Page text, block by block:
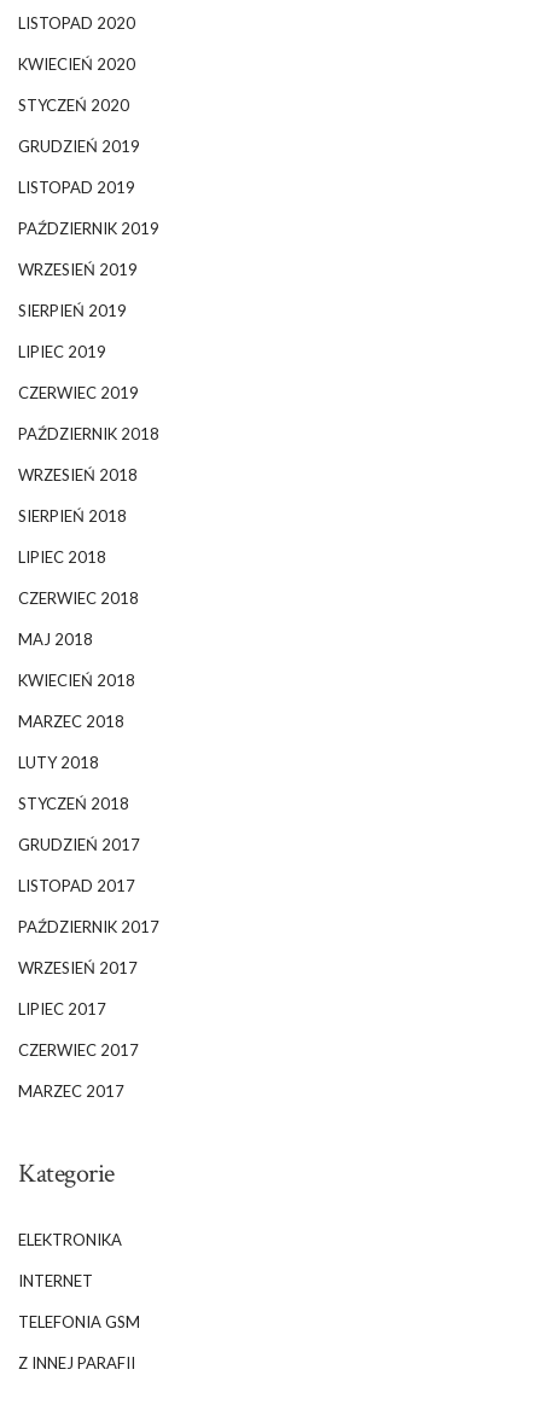
LISTOPAD 2020
KWIECIEŃ 2020
STYCZEŃ 2020
GRUDZIEŃ 2019
LISTOPAD 2019
PAŹDZIERNIK 2019
WRZESIEŃ 2019
SIERPIEŃ 2019
LIPIEC 2019
CZERWIEC 2019
PAŹDZIERNIK 2018
WRZESIEŃ 2018
SIERPIEŃ 2018
LIPIEC 2018
CZERWIEC 2018
MAJ 2018
KWIECIEŃ 2018
MARZEC 2018
LUTY 2018
STYCZEŃ 2018
GRUDZIEŃ 2017
LISTOPAD 2017
PAŹDZIERNIK 2017
WRZESIEŃ 2017
LIPIEC 2017
CZERWIEC 2017
MARZEC 2017
Kategorie
ELEKTRONIKA
INTERNET
TELEFONIA GSM
Z INNEJ PARAFII